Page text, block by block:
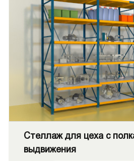
Стеллаж для цеха c
выдвижения